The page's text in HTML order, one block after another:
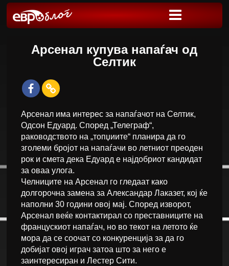
Арсенал купува напаѓач од
Селтик
Арсенал има интерес за напаѓачот на Селтик,
Одсон Едуард. Според „Телеграф“,
раководството на „топџиите“ планира да го
зголеми бројот на напаѓачи во летниот преоден
рок и смета дека Едуард е најдобриот кандидат
за оваа улога.
Челниците на Арсенал го гледаат како
долгорочна замена за Александар Лаказет, кој ќе
наполни 30 години овој мај. Според изворот,
Арсенал веќе контактирал со преставниците на
францускиот напаѓач, но во текот на летото ќе
мора да се соочат со конкуренција за да го
добијат овој играч затоа што за него е
заинтересиран и Лестер Сити.